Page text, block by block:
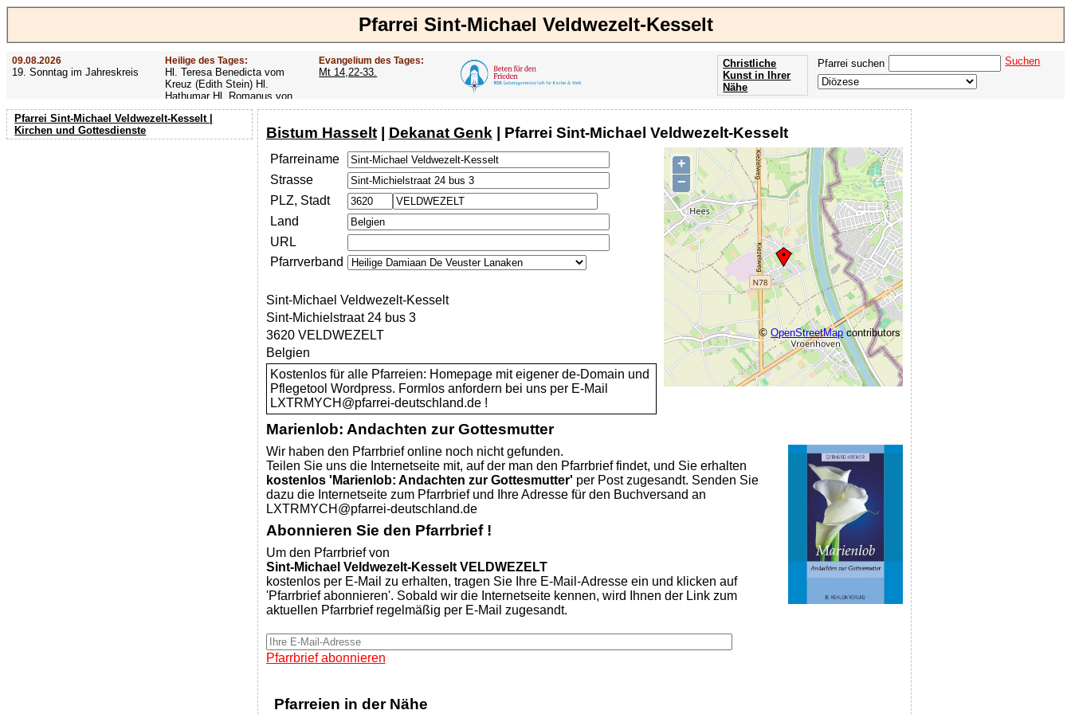
Pfarrei Sint-Michael Veldwezelt-Kesselt
09.08.2026
19. Sonntag im Jahreskreis
Heilige des Tages:
Hl. Teresa Benedicta vom
Kreuz (Edith Stein) Hl.
Hathumar Hl. Romanus von
Rom Hl. Altmann
Evangelium des Tages:
Mt 14,22-33.
Pfarrei suchen Suchen
Christliche
Kunst in Ihrer
Nähe
Pfarrei Sint-Michael Veldwezelt-Kesselt |
Kirchen und Gottesdienste
Bistum Hasselt| Dekanat Genk | Pfarrei Sint-Michael Veldwezelt-Kesselt
+
−
©OpenStreetMap contributors
Pfarreiname
Strasse
PLZ, Stadt
Land
URL
Pfarrverband
Sint-Michael Veldwezelt-Kesselt
Sint-Michielstraat 24 bus 3
3620 VELDWEZELT
Belgien
Kostenlos für alle Pfarreien: Homepage mit eigener de-Domain und
Pflegetool Wordpress. Formlos anfordern bei uns per E-Mail
LXTRMYCH@pfarrei-deutschland.de !
Marienlob: Andachten zur Gottesmutter
Wir haben den Pfarrbrief online noch nicht gefunden.
Teilen Sie uns die Internetseite mit, auf der man den Pfarrbrief findet, und Sie erhalten
kostenlos 'Marienlob: Andachten zur Gottesmutter' per Post zugesandt. Senden Sie
dazu die Internetseite zum Pfarrbrief und Ihre Adresse für den Buchversand an
LXTRMYCH@pfarrei-deutschland.de
Abonnieren Sie den Pfarrbrief !
Um den Pfarrbrief von
Sint-Michael Veldwezelt-Kesselt VELDWEZELT
kostenlos per E-Mail zu erhalten, tragen Sie Ihre E-Mail-Adresse ein und klicken auf
'Pfarrbrief abonnieren'. Sobald wir die Internetseite kennen, wird Ihnen der Link zum
aktuellen Pfarrbrief regelmäßig per E-Mail zugesandt.
Pfarrbrief abonnieren
Pfarreien in der Nähe